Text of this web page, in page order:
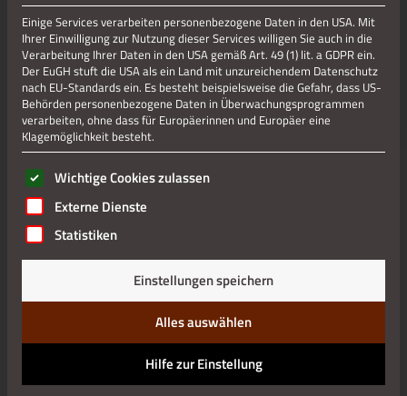
Einige Services verarbeiten personenbezogene Daten in den USA. Mit
Ihrer Einwilligung zur Nutzung dieser Services willigen Sie auch in die
Verarbeitung Ihrer Daten in den USA gemäß Art. 49 (1) lit. a GDPR ein.
Der EuGH stuft die USA als ein Land mit unzureichendem Datenschutz
nach EU-Standards ein. Es besteht beispielsweise die Gefahr, dass US-
Behörden personenbezogene Daten in Überwachungsprogrammen
verarbeiten, ohne dass für Europäerinnen und Europäer eine
Klagemöglichkeit besteht.
Es folgt eine Liste der Service-Gruppen, für die eine
Wichtige Cookies zulassen
Externe Dienste
Statistiken
Einstellungen speichern
Alles auswählen
Hilfe zur Einstellung